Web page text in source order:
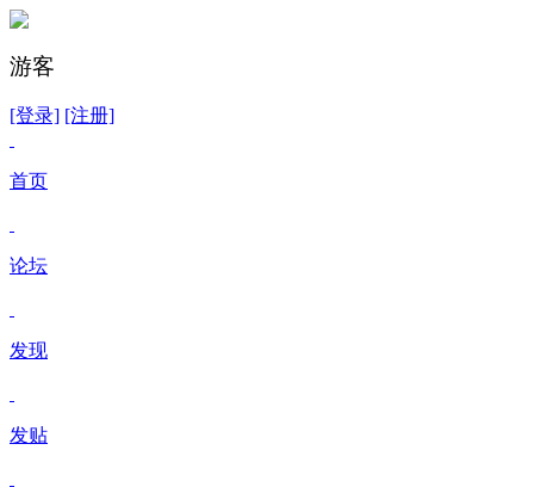
游客
[登录] [注册]
首页
论坛
发现
发贴